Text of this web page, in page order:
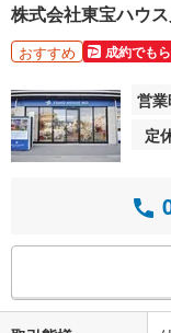
株式会社東宝ハウ
おすすめ 成約でも
営
定